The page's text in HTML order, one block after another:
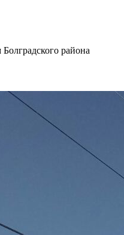
района